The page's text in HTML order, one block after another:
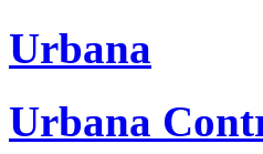
Urbana
Urbana